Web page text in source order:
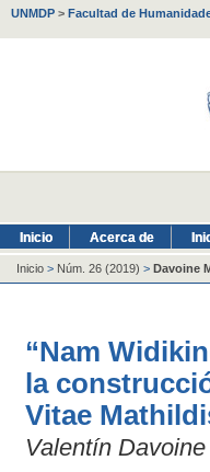
UNMDP > Facultad de
Inicio Acerca de
Inicio > Núm. 26 (2019) > Davoine
“Nam
la
Vitae
Valentín